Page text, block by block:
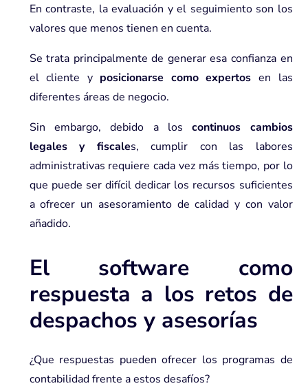
En contraste, la evaluación y el seguimiento son los
valores que menos tienen en cuenta.
Se trata principalmente de generar esa confianza en
el cliente y posicionarse como expertosen las
diferentes áreas de negocio.
Sin embargo, debido a loscontinuos cambios
legales y fiscales, cumplir con las labores
administrativas requiere cada vez más tiempo, por lo
que puede ser difícil dedicar los recursos suficientes
a ofrecer un asesoramiento de calidad y con valor
añadido.
El software como
respuesta a los retos de
despachos y asesorías
¿Que respuestas pueden ofrecer los programas de
contabilidad frente a estos desafíos?